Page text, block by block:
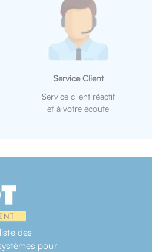
Service Client
Service client réactif
et à votre écoute
des
pour